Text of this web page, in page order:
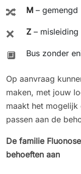
🔀 M – gemengd
❌ Z –
🔲 Bus zonder
Op aanvraag
maken, met jouw
maakt het
passen aan de
De familie
behoeften aan